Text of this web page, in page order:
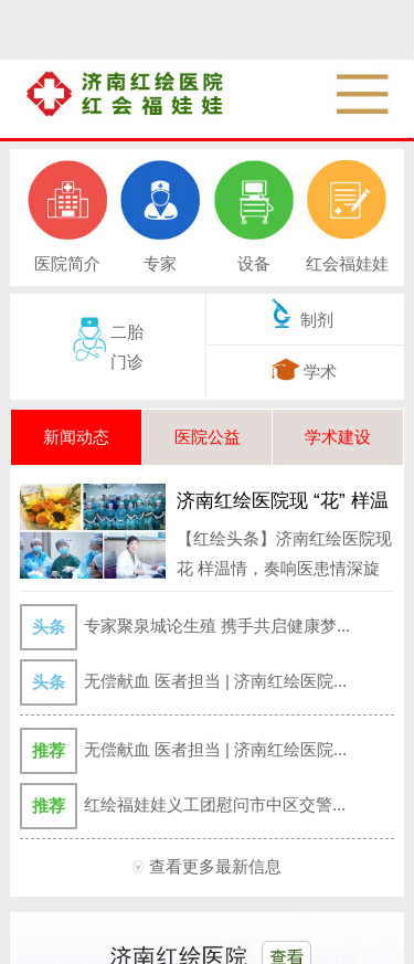
医院简介 专家 设备 红会福娃娃
二胎
门诊
制剂
学术
新闻动态 医院公益 学术建设
济南红绘医院现 “花” 样温
情，奏响医患情深旋律
【红绘头条】济南红绘医院现
花 样温情，奏响医患情深旋
头条
专家聚泉城论生殖 携手共启健康梦...
头条 无偿献血 医者担当 | 济南红绘医院...
推荐 无偿献血 医者担当 | 济南红绘医院...
推荐 红绘福娃娃义工团慰问市中区交警...
查看更多最新信息